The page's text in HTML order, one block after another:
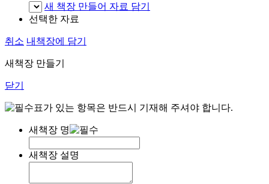
새 책장 만들어 자료 담기
선택한 자료
취소 내책장에 담기
새책장 만들기
닫기
표가 있는 항목은 반드시 기재해 주셔야 합니다.
새책장 명
새책장 설명